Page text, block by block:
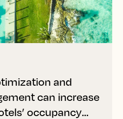
and
can increase
occupancy